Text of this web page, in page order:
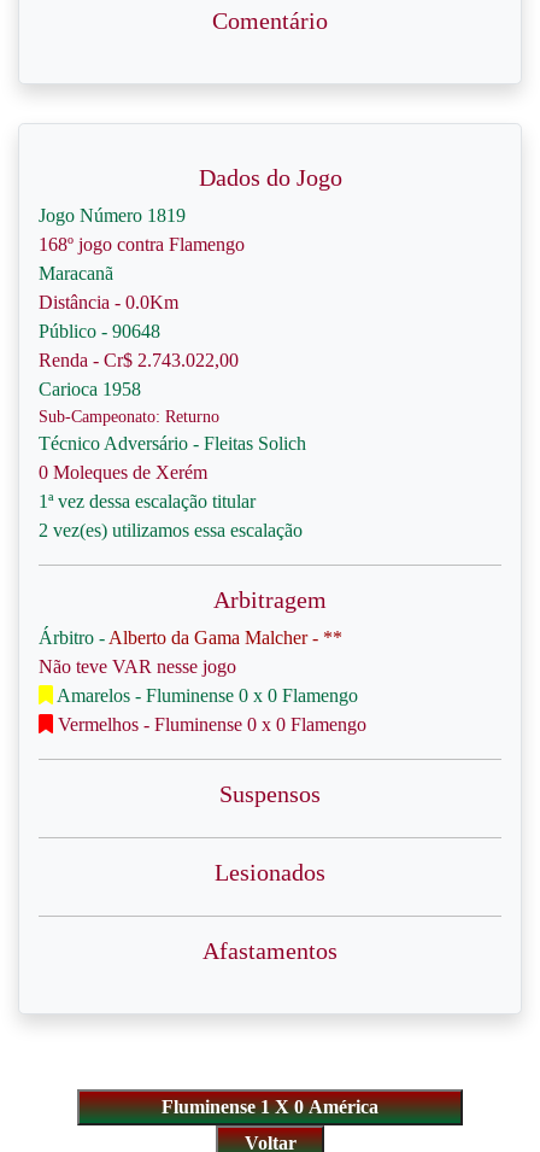
Comentário
Dados do Jogo
Jogo Número 1819
168º jogo contra Flamengo
Maracanã
Distância - 0.0Km
Público - 90648
Renda - Cr$ 2.743.022,00
Carioca 1958
Sub-Campeonato: Returno
Técnico Adversário - Fleitas Solich
0 Moleques de Xerém
1ª vez dessa escalação titular
2 vez(es) utilizamos essa escalação
Arbitragem
Árbitro - Alberto da Gama Malcher - **
Não teve VAR nesse jogo
Amarelos - Fluminense 0 x 0 Flamengo
Vermelhos - Fluminense 0 x 0 Flamengo
Suspensos
Lesionados
Afastamentos